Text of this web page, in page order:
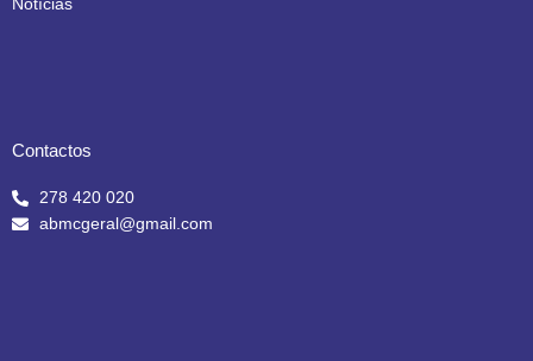
Notícias
Contactos
278 420 020
abmcgeral@gmail.com